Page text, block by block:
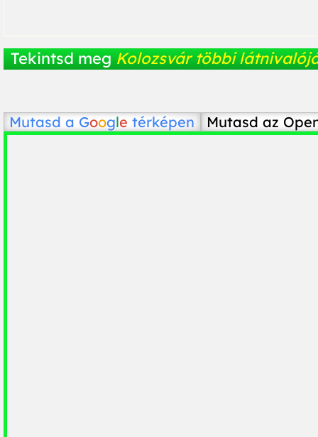
Tekintsd meg Kolozsvár többi
Mutasd a Google térképen Mutasd az